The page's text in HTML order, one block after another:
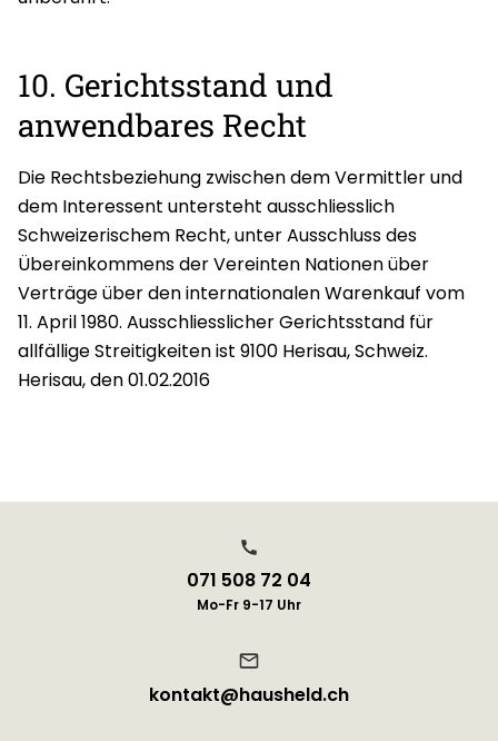
10. Gerichtsstand und
anwendbares Recht
Die Rechtsbeziehung zwischen dem Vermittler und
dem Interessent untersteht ausschliesslich
Schweizerischem Recht, unter Ausschluss des
Übereinkommens der Vereinten Nationen über
Verträge über den internationalen Warenkauf vom
11. April 1980. Ausschliesslicher Gerichtsstand für
allfällige Streitigkeiten ist 9100 Herisau, Schweiz.
Herisau, den 01.02.2016
071 508 72 04
Mo-Fr 9-17 Uhr
kontakt@hausheld.ch